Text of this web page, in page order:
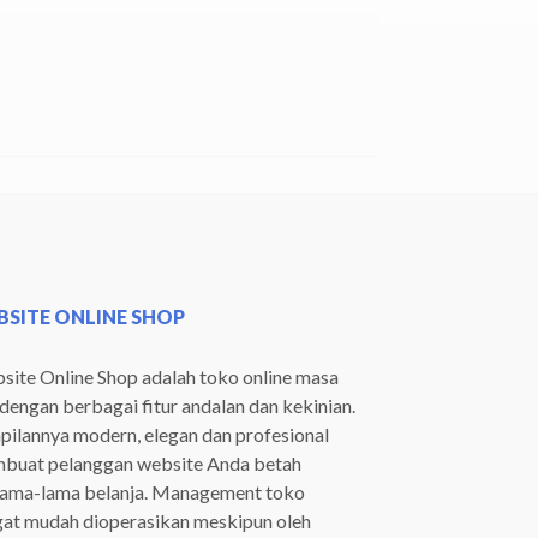
ONLINE SHOP
Online Shop adalah toko online masa
berbagai fitur andalan dan kekinian.
modern, elegan dan profesional
pelanggan website Anda betah
lama belanja. Management toko
mudah dioperasikan meskipun oleh